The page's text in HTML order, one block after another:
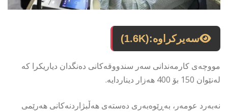
سەیرکراوە:(1.6K)
مووچەی کارمەندانی سەر سندووقەکانی دەنگدان دیاریکرا کە
لەنێوان 150 بۆ 400 هەزار دیناردایە.
نەبەرد عومەر، بەڕێوەبەری دەستەی هەڵبژاردنەکانی هەرێمی